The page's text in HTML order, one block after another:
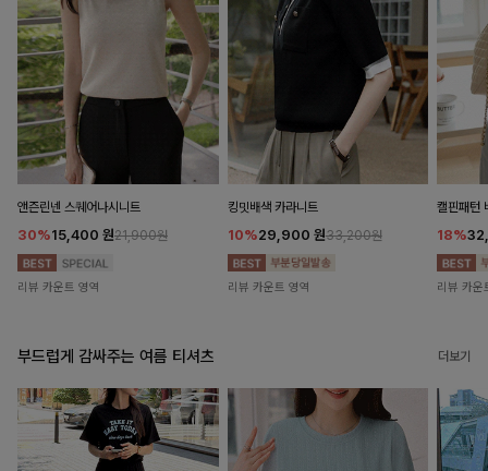
앤즌린넨 스퀘어나시니트
30%15,400 원21,900원
리뷰 카운트 영역
킹밋배색 카라니트
10%29,900 원33,200원
리뷰 카운트 영역
캘핀패턴
18%
리뷰 카운
부드럽게 감싸주는 여름 티셔츠 더보기